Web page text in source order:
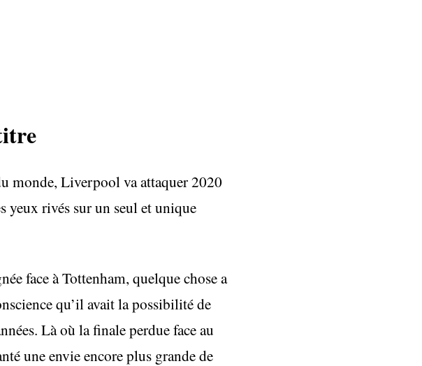
monde, Liverpool va attaquer 2020
yeux rivés sur un seul et unique
face à Tottenham, quelque chose a
qu’il avait la possibilité de
Là où la finale perdue face au
une envie encore plus grande de